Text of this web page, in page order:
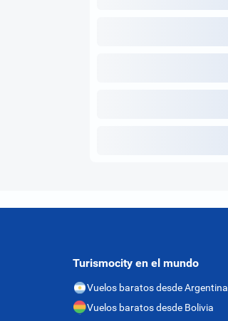
Turismocity en el mundo
Vuelos baratos desde Argentina
Vuelos baratos desde Bolivia